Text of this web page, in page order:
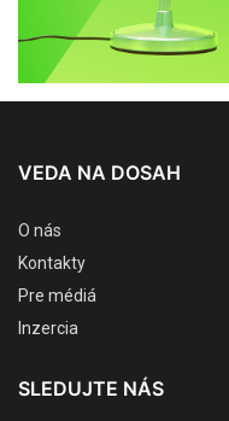
VEDA NA DOSAH
O nás
Kontakty
Pre médiá
Inzercia
SLEDUJTE NÁS